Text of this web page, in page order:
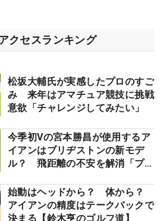
クセスランキング
松坂大輔氏が実感したプロのすご
み 来年はアマチュア競技に挑戦
意欲「チャレンジしてみたい」
今季初Vの宮本勝昌が使用するア
イアンはブリヂストンの新モデ
ル？ 飛距離の不安を解消「プラ
始動はヘッドから？ 体から？
アイアンの精度はテークバックで
決まる【鈴木亨のゴルフ道】